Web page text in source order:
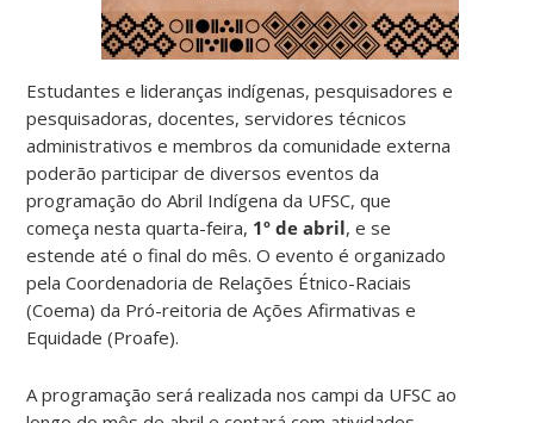
Estudantes e lideranças indígenas, pesquisadores e
pesquisadoras, docentes, servidores técnicos
administrativos e membros da comunidade externa
poderão participar de diversos eventos da
programação do Abril Indígena da UFSC, que
começa nesta quarta-feira, 1º de abril, e se
estende até o final do mês. O evento é organizado
pela Coordenadoria de Relações Étnico-Raciais
(Coema) da Pró-reitoria de Ações Afirmativas e
Equidade (Proafe).
A programação será realizada nos campi da UFSC ao